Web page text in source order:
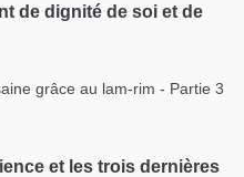
de dignité de soi et de
grâce au lam-rim - Partie 3
et les trois dernières